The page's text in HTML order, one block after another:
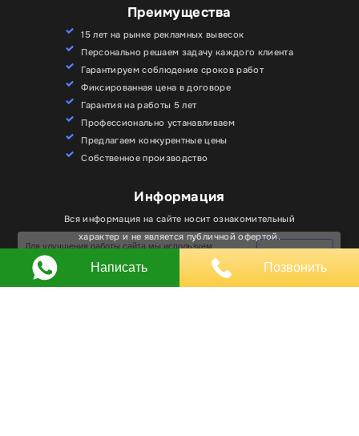
Преимущества
15 лет на рынке рекламных вывесок
Персонально решаем задачу каждого клиента
Гарантируем соблюдение сроков работ
Фиксированная цена в договоре
Гарантия на работы 5 лет
Профессионально устанавливаем
Предлагаем конкурентные цены
Собственное производство
Информация
Вся информация на сайте носит ознакомительный
характер и не является публичной офертой.
Любое использование материалов, элементов
дизайна и оформления, в том числе копирование
файлы cookie. Вы всегда можете отключить файлы
cookie в настройках браузера.
Хорошо
Написать Позвонить